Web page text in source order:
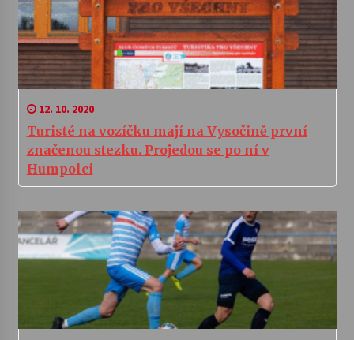
12. 10. 2020
Turisté na vozíčku mají na Vysočině první
značenou stezku. Projedou se po ní v
Humpolci